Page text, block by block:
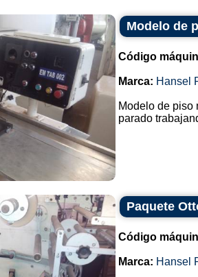
Modelo de
Código
Marca: Hansel
Modelo de piso
parado
Paquete
Código
Marca: Hansel